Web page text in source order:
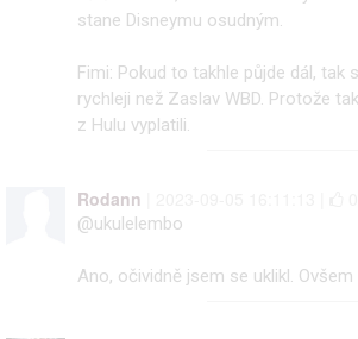
stane Disneymu osudným.
Fimi: Pokud to takhle půjde dál,
rychleji než Zaslav WBD. Protože
z Hulu vyplatili.
Rodann
@ukulelembo
Ano, očividně jsem se uklikl.